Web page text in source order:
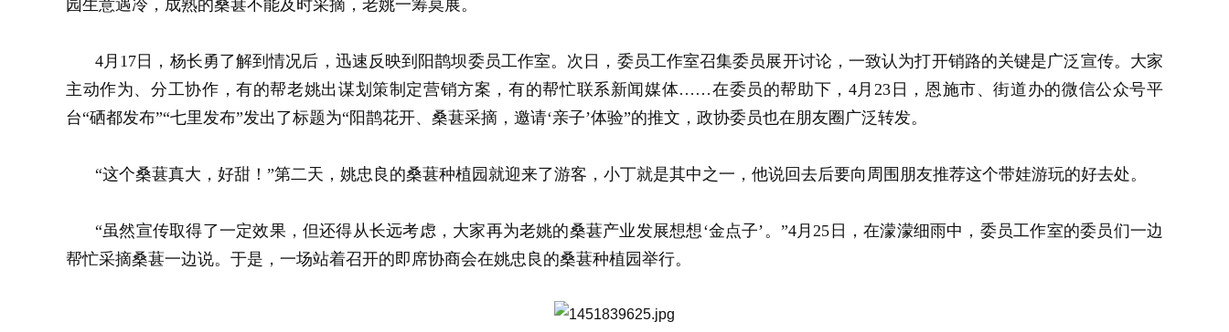
园生意遇冷，成熟的桑葚不能及时采摘，老姚一筹莫展。
4月17日，杨长勇了解到情况后，迅速反映到阳鹊坝委员工作室。次日，委员工作室召集委员展开讨论，一致认为打开销路的关键是广泛宣传。大家
主动作为、分工协作，有的帮老姚出谋划策制定营销方案，有的帮忙联系新闻媒体……在委员的帮助下，4月23日，恩施市、街道办的微信公众号平
台“硒都发布”“七里发布”发出了标题为“阳鹊花开、桑葚采摘，邀请‘亲子’体验”的推文，政协委员也在朋友圈广泛转发。
“这个桑葚真大，好甜！”第二天，姚忠良的桑葚种植园就迎来了游客，小丁就是其中之一，他说回去后要向周围朋友推荐这个带娃游玩的好去处。
“虽然宣传取得了一定效果，但还得从长远考虑，大家再为老姚的桑葚产业发展想想‘金点子’。”4月25日，在濛濛细雨中，委员工作室的委员们一边
帮忙采摘桑葚一边说。于是，一场站着召开的即席协商会在姚忠良的桑葚种植园举行。